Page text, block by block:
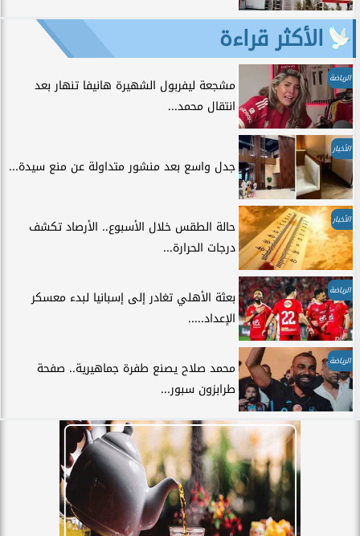
الأكثر قراءة
الرياضة
مشجعة ليفربول الشهيرة هانيفا تنهار بعد
انتقال محمد...
الأخبار
جدل واسع بعد منشور متداولة عن منع سيدة...
الأخبار
حالة الطقس خلال الأسبوع.. الأرصاد تكشف
درجات الحرارة...
الرياضة
بعثة الأهلي تغادر إلى إسبانيا لبدء معسكر
الإعداد.....
الرياضة
محمد صلاح يصنع طفرة جماهيرية.. صفحة
طرابزون سبور...